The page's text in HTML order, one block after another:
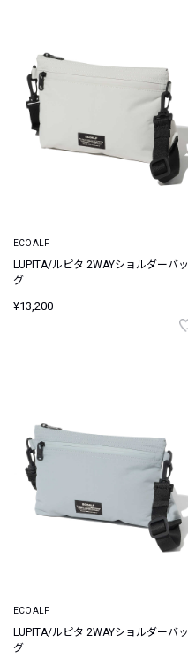
ECOALF
LUPITA/ルピタ 2WAYショルダーバッ
グ
¥13,200
ECOALF
LUPITA/ルピタ 2WAYショルダーバッ
グ